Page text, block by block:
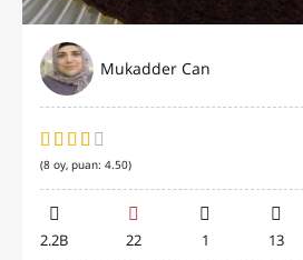
Mukadder Can
(8 oy, puan: 4.50)
2.2B 22 1 13